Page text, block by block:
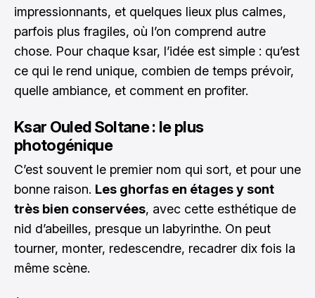
impressionnants, et quelques lieux plus calmes,
parfois plus fragiles, où l’on comprend autre
chose. Pour chaque ksar, l’idée est simple : qu’est
ce qui le rend unique, combien de temps prévoir,
quelle ambiance, et comment en profiter.
Ksar Ouled Soltane : le plus
photogénique
C’est souvent le premier nom qui sort, et pour une
bonne raison. Les ghorfas en étages y sont
très bien conservées, avec cette esthétique de
nid d’abeilles, presque un labyrinthe. On peut
tourner, monter, redescendre, recadrer dix fois la
même scène.